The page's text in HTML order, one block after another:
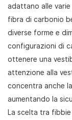
adattano alle
fibra di carbonio
diverse forme e
configurazioni di
ottenere una
attenzione alla
concentra anche
aumentando la
La scelta tra